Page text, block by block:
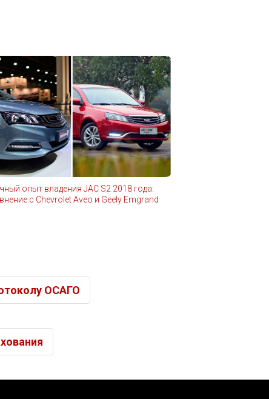
опыт владения JAC S2 2018 года:
с Chevrolet Aveo и Geely Emgrand
ОСАГО